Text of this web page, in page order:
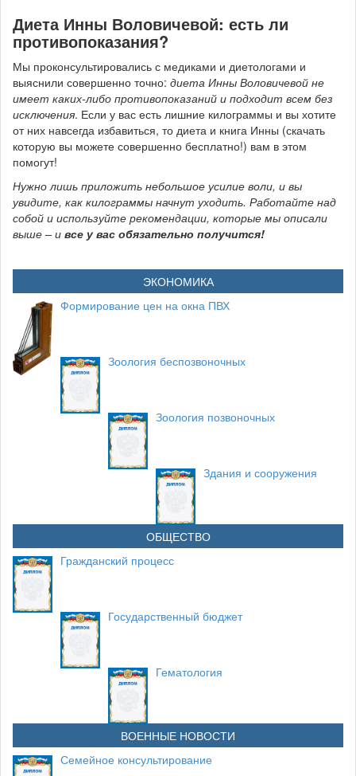
Диета Инны Воловичевой: есть ли
противопоказания?
Мы проконсультировались с медиками и диетологами и
выяснили совершенно точно: диета Инны Воловичевой не
имеет каких-либо противопоказаний и подходит всем без
исключения. Если у вас есть лишние килограммы и вы хотите
от них навсегда избавиться, то диета и книга Инны (скачать
которую вы можете совершенно бесплатно!) вам в этом
помогут!
Нужно лишь приложить небольшое усилие воли, и вы
увидите, как килограммы начнут уходить. Работайте над
собой и используйте рекомендации, которые мы описали
выше – и все у вас обязательно получится!
ЭКОНОМИКА
Формирование цен на окна ПВХ
Зоология беспозвоночных
Зоология позвоночных
Здания и сооружения
ОБЩЕСТВО
Гражданский процесс
Государственный бюджет
Гематология
ВОЕННЫЕ НОВОСТИ
Семейное консультирование